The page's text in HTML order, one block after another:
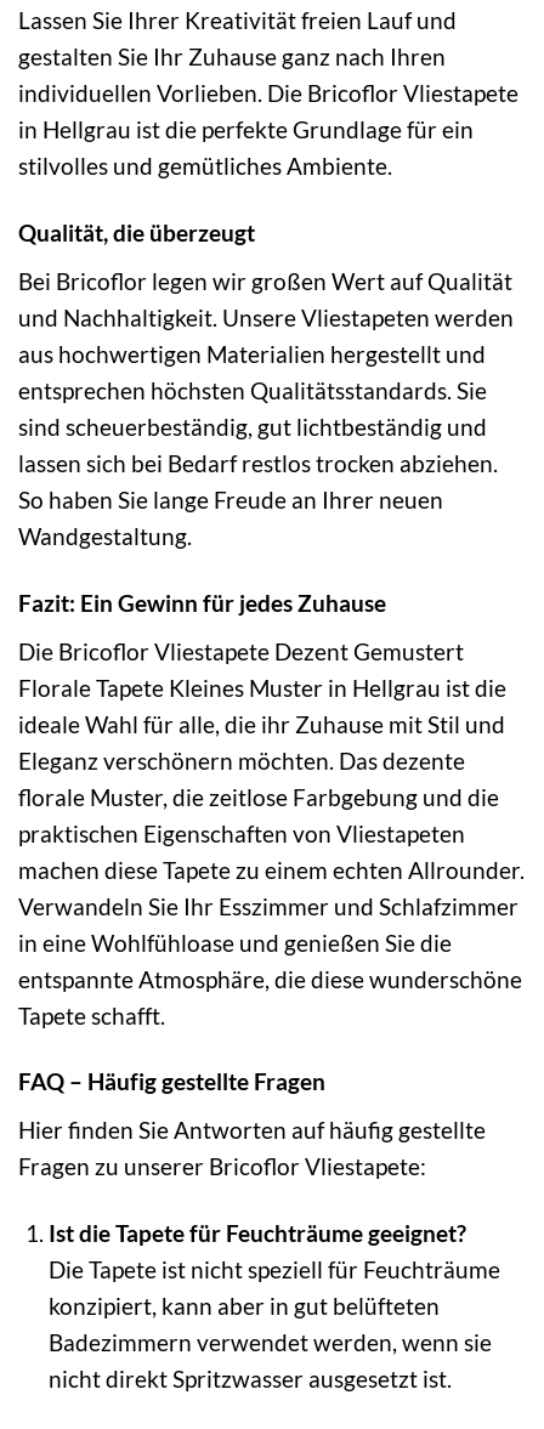
Lassen Sie Ihrer Kreativität freien Lauf und
gestalten Sie Ihr Zuhause ganz nach Ihren
individuellen Vorlieben. Die Bricoflor Vliestapete
in Hellgrau ist die perfekte Grundlage für ein
stilvolles und gemütliches Ambiente.
Qualität, die überzeugt
Bei Bricoflor legen wir großen Wert auf Qualität
und Nachhaltigkeit. Unsere Vliestapeten werden
aus hochwertigen Materialien hergestellt und
entsprechen höchsten Qualitätsstandards. Sie
sind scheuerbeständig, gut lichtbeständig und
lassen sich bei Bedarf restlos trocken abziehen.
So haben Sie lange Freude an Ihrer neuen
Wandgestaltung.
Fazit: Ein Gewinn für jedes Zuhause
Die Bricoflor Vliestapete Dezent Gemustert
Florale Tapete Kleines Muster in Hellgrau ist die
ideale Wahl für alle, die ihr Zuhause mit Stil und
Eleganz verschönern möchten. Das dezente
florale Muster, die zeitlose Farbgebung und die
praktischen Eigenschaften von Vliestapeten
machen diese Tapete zu einem echten Allrounder.
Verwandeln Sie Ihr Esszimmer und Schlafzimmer
in eine Wohlfühloase und genießen Sie die
entspannte Atmosphäre, die diese wunderschöne
Tapete schafft.
FAQ – Häufig gestellte Fragen
Hier finden Sie Antworten auf häufig gestellte
Fragen zu unserer Bricoflor Vliestapete:
Ist die Tapete für Feuchträume geeignet?
Die Tapete ist nicht speziell für Feuchträume
konzipiert, kann aber in gut belüfteten
Badezimmern verwendet werden, wenn sie
nicht direkt Spritzwasser ausgesetzt ist.